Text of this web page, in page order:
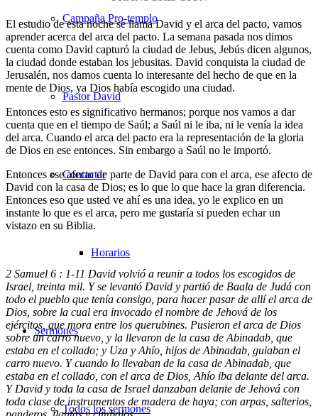
Campaña Pro-templo
Pastor David
Contactar
Horarios
Sermones
Todos los sermones
El estudio de esta noche se llama David y el arca del pacto, vamos
aprender acerca del arca del pacto. La semana pasada nos dimos
cuenta como David capturó la ciudad de Jebus, Jebús dicen algunos,
la ciudad donde estaban los jebusitas. David conquista la ciudad de
Jerusalén, nos damos cuenta lo interesante del hecho de que en la
mente de Dios, ya Dios había escogido una ciudad.
Entonces esto es significativo hermanos; porque nos vamos a dar
cuenta que en el tiempo de Saúl; a Saúl ni le iba, ni le venía la idea
del arca. Cuando el arca del pacto era la representación de la gloria
de Dios en ese entonces. Sin embargo a Saúl no le importó.
Entonces ese afecto de parte de David para con el arca, ese afecto de
David con la casa de Dios; es lo que lo que hace la gran diferencia.
Entonces eso que usted ve ahí es una idea, yo le explico en un
instante lo que es el arca, pero me gustaría si pueden echar un
vistazo en su Biblia.
2 Samuel 6 : 1-11 David volvió a reunir a todos los escogidos de
Israel, treinta mil. Y se levantó David y partió de Baala de Judá con
todo el pueblo que tenía consigo, para hacer pasar de allí el arca de
Dios, sobre la cual era invocado el nombre de Jehová de los
ejércitos, que mora entre los querubines. Pusieron el arca de Dios
sobre un carro nuevo, y la llevaron de la casa de Abinadab, que
estaba en el collado; y Uza y Ahío, hijos de Abinadab, guiaban el
carro nuevo. Y cuando lo llevaban de la casa de Abinadab, que
estaba en el collado, con el arca de Dios, Ahío iba delante del arca.
Y David y toda la casa de Israel danzaban delante de Jehová con
toda clase de instrumentos de madera de haya; con arpas, salterios,